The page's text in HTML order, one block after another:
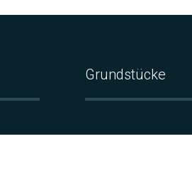
Grundstücke